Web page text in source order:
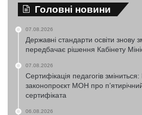
Головні новини
07.08.2026
Державні стандарти освіти знову
передбачає рішення Кабінету
07.08.2026
Сертифікація педагогів
законопроєкт МОН про п’ятирічний
сертифіката
06.08.2026